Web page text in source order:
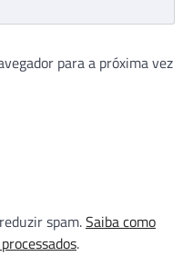
para a próxima vez
spam.Saiba como
.